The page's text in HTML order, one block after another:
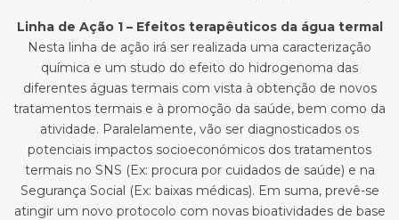
Linha de Ação 1 – Efeitos terapêuticos da água termal
Nesta linha de ação irá ser realizada uma caracterização
química e um studo do efeito do hidrogenoma das
diferentes águas termais com vista à obtenção de novos
tratamentos termais e à promoção da saúde, bem como da
atividade. Paralelamente, vão ser diagnosticados os
potenciais impactos socioeconómicos dos tratamentos
termais no SNS (Ex: procura por cuidados de saúde) e na
Segurança Social (Ex: baixas médicas). Em suma, prevê-se
atingir um novo protocolo com novas bioatividades de base